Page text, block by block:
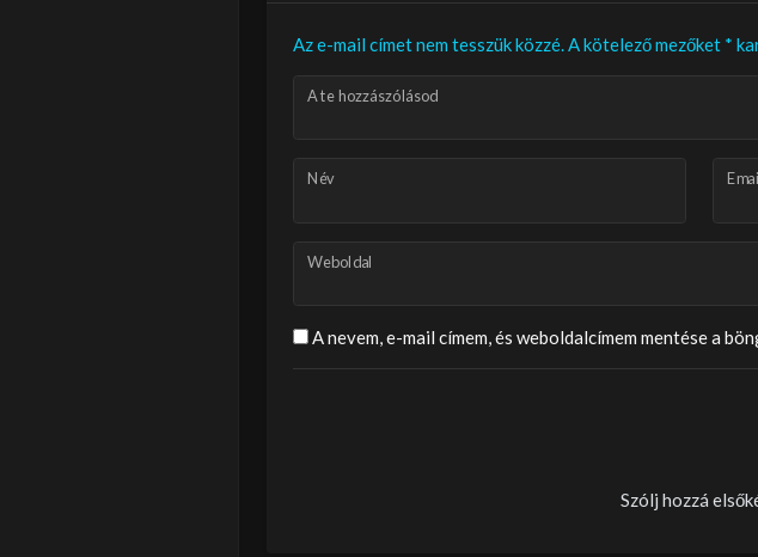
Az e-mail címet nem tesszük közzé. A kötelező mezőket *
A te hozzászólásod
Név
Weboldal
A nevem, e-mail címem, és weboldalcímem mentése a
Szólj hozzá